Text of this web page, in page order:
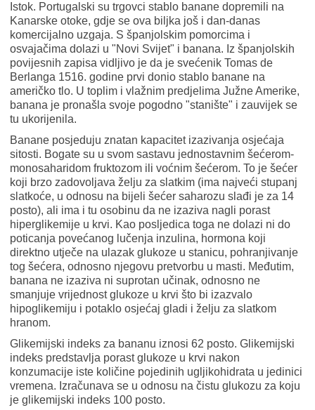
Istok. Portugalski su trgovci stablo banane dopremili na
Kanarske otoke, gdje se ova biljka još i dan-danas
komercijalno uzgaja. S španjolskim pomorcima i
osvajačima dolazi u "Novi Svijet" i banana. Iz španjolskih
povijesnih zapisa vidljivo je da je svećenik Tomas de
Berlanga 1516. godine prvi donio stablo banane na
američko tlo. U toplim i vlažnim predjelima Južne Amerike,
banana je pronašla svoje pogodno "stanište" i zauvijek se
tu ukorijenila.
Banane posjeduju znatan kapacitet izazivanja osjećaja
sitosti. Bogate su u svom sastavu jednostavnim šećerom-
monosaharidom fruktozom ili voćnim šećerom. To je šećer
koji brzo zadovoljava želju za slatkim (ima najveći stupanj
slatkoće, u odnosu na bijeli šećer saharozu slađi je za 14
posto), ali ima i tu osobinu da ne izaziva nagli porast
hiperglikemije u krvi. Kao posljedica toga ne dolazi ni do
poticanja povećanog lučenja inzulina, hormona koji
direktno utječe na ulazak glukoze u stanicu, pohranjivanje
tog šećera, odnosno njegovu pretvorbu u masti. Međutim,
banana ne izaziva ni suprotan učinak, odnosno ne
smanjuje vrijednost glukoze u krvi što bi izazvalo
hipoglikemiju i potaklo osjećaj gladi i želju za slatkom
hranom.
Glikemijski indeks za bananu iznosi 62 posto. Glikemijski
indeks predstavlja porast glukoze u krvi nakon
konzumacije iste količine pojedinih ugljikohidrata u jedinici
vremena. Izračunava se u odnosu na čistu glukozu za koju
je glikemijski indeks 100 posto.